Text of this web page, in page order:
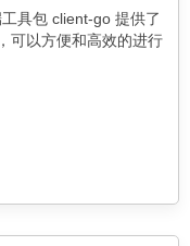
具包 client-go 提供了
可以方便和高效的进行